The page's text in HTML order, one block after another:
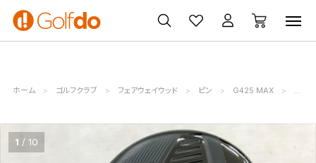
ゴルフ
クラブ
ゴルフ用品
買取
無料査定
クーポン
一覧
ホーム ゴルフクラブ フェアウェイウッド ピン G425 MAX ピン
1 10